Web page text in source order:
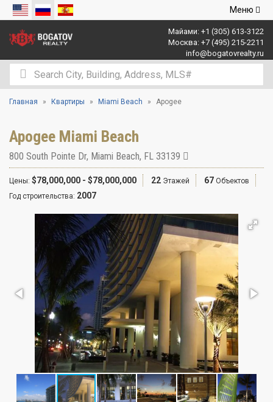
Открыть
Меню
Майами: +1 (305) 613-3122
Москва: +7 (495) 215-2211
info@bogatovrealty.ru
Главная Квартиры Miami Beach Apogee
Apogee Miami Beach
800 South Pointe Dr, Miami Beach, FL 33139
Цены: $78,000,000 - $78,000,000 22 Этажей 67 Объектов
Год строительства: 2007